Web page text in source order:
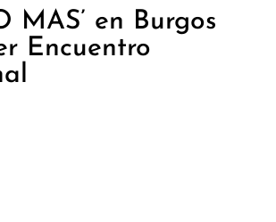
MAS’ en Burgos
Encuentro